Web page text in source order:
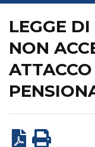
LEGGE
NON